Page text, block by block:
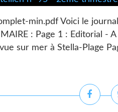
min.pdf Voici le
: Page 1 : Editorial -
sur mer à Stella-Plage